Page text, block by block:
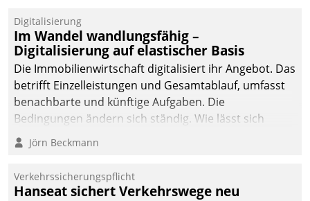
Digitalisierung
Im Wandel wandlungsfähig –
Digitalisierung auf elastischer Basis
Die Immobilienwirtschaft digitalisiert ihr Angebot. Das
betrifft Einzelleistungen und Gesamtablauf, umfasst
benachbarte und künftige Aufgaben. Die
Bedingungen ändern sich ständig. Wie lässt sich
technisch die Kontrolle wahren und zugleich Freiraum
fürs Wachsen öffnen?
Jörn Beckmann
Verkehrssicherungspflicht
Hanseat sichert Verkehrswege neu